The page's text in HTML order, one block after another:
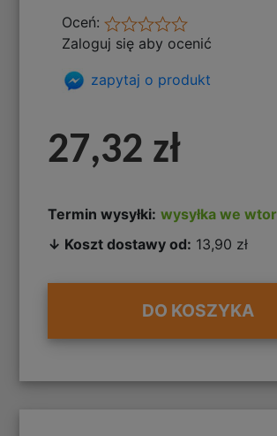
Oceń:
Zaloguj się aby ocenić
zapytaj o produkt
27,32 zł
Termin wysyłki: wysyłka we
↓ Koszt dostawy od: 13,90 zł
DO KOSZYKA